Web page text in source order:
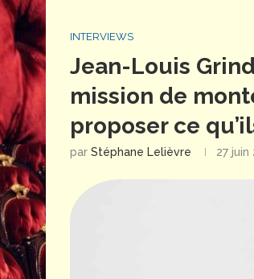
INTERVIEWS
Jean-Louis
mission de
proposer ce
par Stéphane Lelièvre 27 juin